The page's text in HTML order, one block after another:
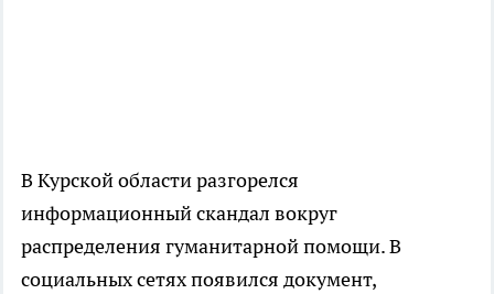
В Курской области разгорелся
информационный скандал вокруг
распределения гуманитарной помощи. В
социальных сетях появился документ,